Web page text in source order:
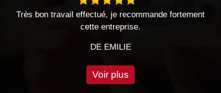
je recommande fortement
Entreprise sérieuse
Entreprise à l'écoute
Voir plus